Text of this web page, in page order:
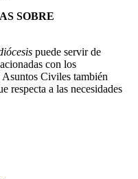
SOBRE
puede servir de
con los
Civiles también
respecta a las necesidades